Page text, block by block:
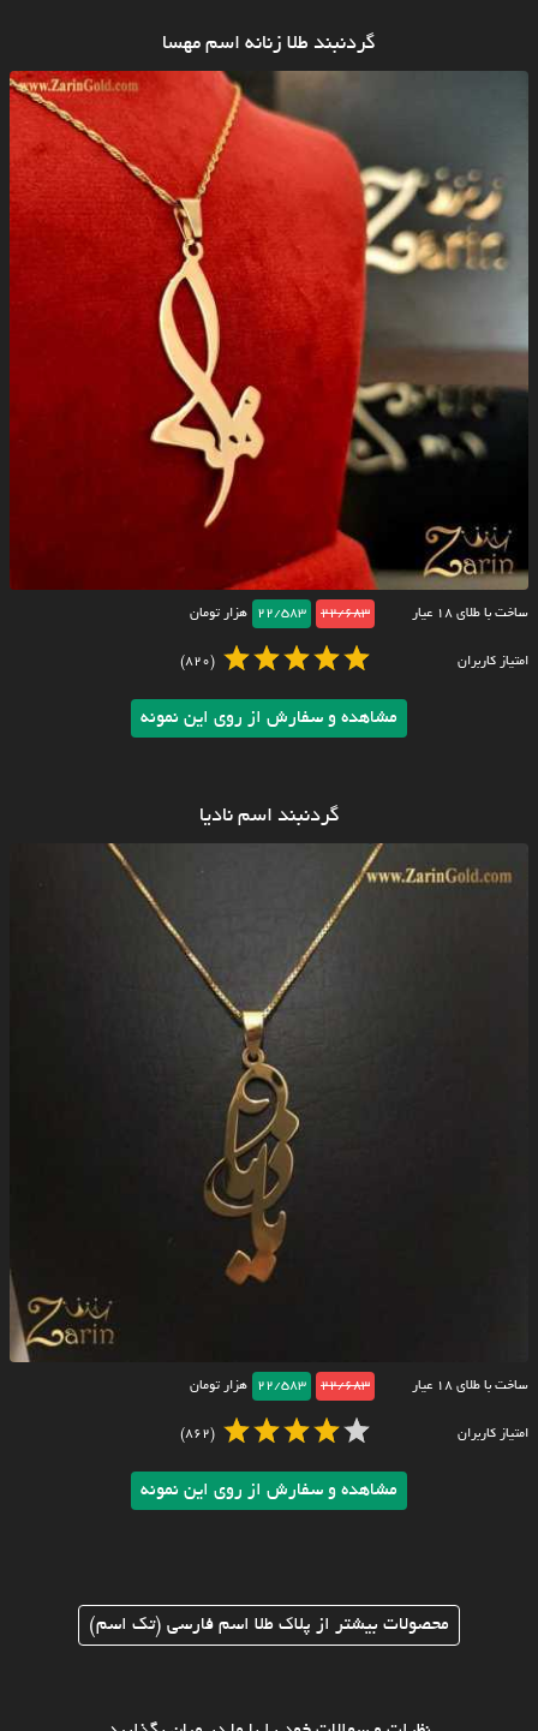
گردنبند طلا زنانه اسم مهسا
ساخت با طلای ۱۸ عیار 22/683
22/583 هزار تومان
امتیاز کاربران (820)
مشاهده و سفارش از روی این نمونه
گردنبند اسم نادیا
ساخت با طلای ۱۸ عیار 22/683
22/583 هزار تومان
امتیاز کاربران (862)
مشاهده و سفارش از روی این نمونه
محصولات بیشتر از پلاک طلا اسم فارسی (تک اسم)